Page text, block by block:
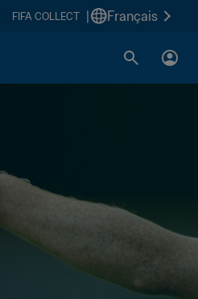
FIFA COLLECT Français